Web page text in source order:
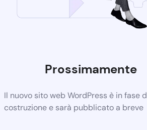
Prossimamente
Il nuovo sito web WordPress è in fase
costruzione e sarà pubblicato a breve